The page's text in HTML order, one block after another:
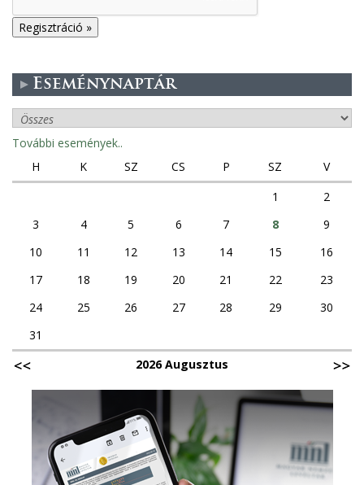
Eseménynaptár
További események..
H
K SZ CS P SZ
V
1
2
3
4 5 6 7 8
9
10
11 12 13 14 15
16
17
18 19 20 21 22
23
24
25 26 27 28 29
30
31
2026 Augusztus